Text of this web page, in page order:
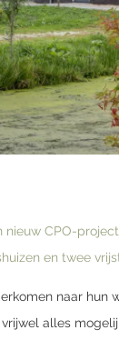
CPO-
en twee
naar hun
alles